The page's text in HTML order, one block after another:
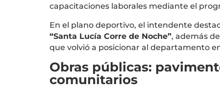
capacitaciones laborales mediante el
En el plano deportivo, el intendente
“Santa Lucía Corre de Noche”, además
que volvió a posicionar al departamento
Obras públicas:
comunitarios